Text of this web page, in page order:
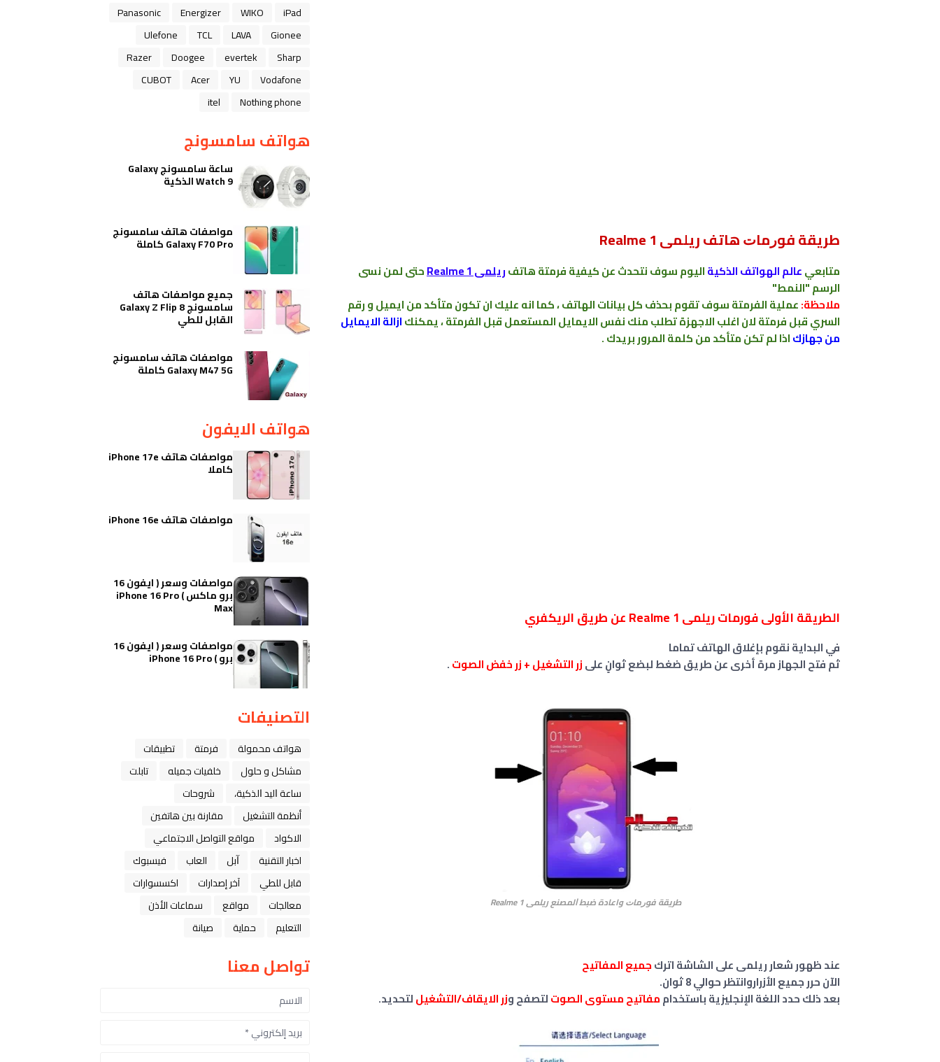
ﻃﺮﻳﻘﺔ ﻓﻮﺭﻣﺎﺕ هاتف ريلمى Realme 1
متابعيعالم الهواتف الذكيةاليوم سوف نتحدث عن كيفية فرمتة هاتفريلمى Realme 1
حتى لمن نسى
الرسم "النمط"
ملاحظة:عملية الفرمتة سوف تقوم بحذف كل بيانات الهاتف ، كما انه عليك ان تكون متأكد من ايميل و رقم
السري قبل فرمتة لان اغلب الاجهزة تطلب منك نفس الايمايل المستعمل قبل الفرمتة،يمكنكازالة الايمايل
من جهازكاذا لم تكن متأكد من كلمة المرور بريدك.
الطريقة الأولى فورمات ريلمى Realme 1 عن طريق الريكفري
في البداية نقوم بإغلاق الهاتف تماما
ثم فتح الجهاز مرة أخرى عن طريق ضغط لبضع ثوانٍ علىزر التشغيل + زرخفض الصوت.
طريقة ﻓﻮﺭﻣﺎﺕ واعادة ﺿﺒﻂ ﺍﻟﻤﺼﻨﻊ ريلمى Realme 1
عند ظهور شعار ريلمى على الشاشة اتركجميع المفاتيح
الآن حرر جميع الأزراروانتظر حوالي 8 ثوان.
بعد ذلك حدد اللغة الإنجليزية باستخداممفاتيح مستوى الصوتلتصفح وزر الايقاف/التشغيللتحديد.
iPad
WIKO
Energizer
Panasonic
Gionee
LAVA
TCL
Ulefone
Sharp
evertek
Doogee
Razer
Vodafone
YU
Acer
CUBOT
Nothing phone
itel
هواتف سامسونج
ساعة سامسونج Galaxy
Watch 9 الذكية
مواصفات هاتف سامسونج
Galaxy F70 Pro كاملة
جميع مواصفات هاتف
سامسونج Galaxy Z Flip 8
القابل للطي
مواصفات هاتف سامسونج
Galaxy M47 5G كاملة
هواتف الايفون
مواصفات هاتف iPhone 17e
كاملا
مواصفات هاتف iPhone 16e
مواصفات وسعر ( ايفون 16
برو ماكس ) iPhone 16 Pro
Max
مواصفات وسعر ( ايفون 16
برو ) iPhone 16 Pro
التصنيفات
هواتف محمولة فرمتة
تطبيقات
مشاكل و حلول
خلفيات جميله
تابلت
ﺳﺎﻋﺔ ﺍﻟﻴﺪ ﺍﻟﺬﻛﻴﺔ،
شروحات
أنظمة التشغيل
مقارنة بين هاتفين
الاكواد
مواقع التواصل الاجتماعي
اخبار التقنية
ﺁﺑﻞ العاب
فيسبوك
قابل للطي
آخر إصدارات
اكسسوارات
معالجات
مواقع
سماعات الأذن
التعليم
حماية صيانة
تواصل معنا